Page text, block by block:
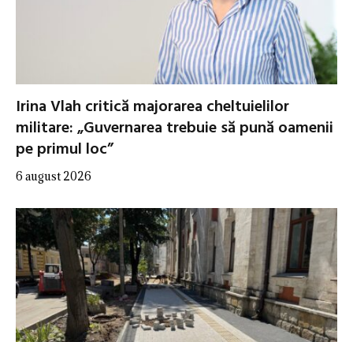
Irina Vlah critică majorarea cheltuielilor
militare: „Guvernarea trebuie să pună oamenii
pe primul loc”
6 august 2026